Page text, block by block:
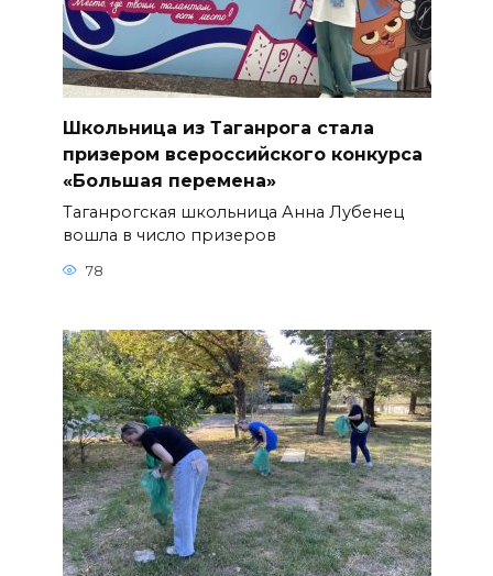
Школьница из Таганрога стала
призером всероссийского конкурса
«Большая перемена»
Таганрогская школьница Анна Лубенец
вошла в число призеров
78